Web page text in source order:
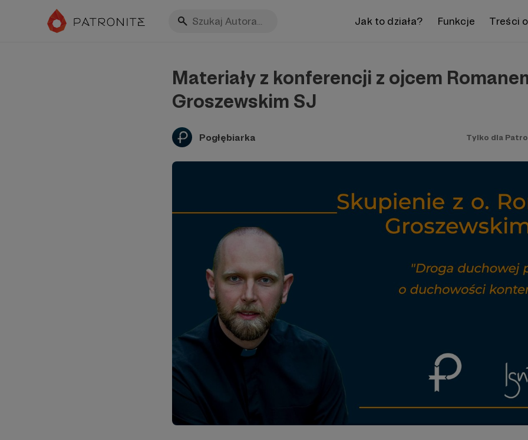
Jak to działa? Funkcje Treści
Materiały z konferencji z ojcem
Groszewskim SJ
Pogłębiarka Tylko dla